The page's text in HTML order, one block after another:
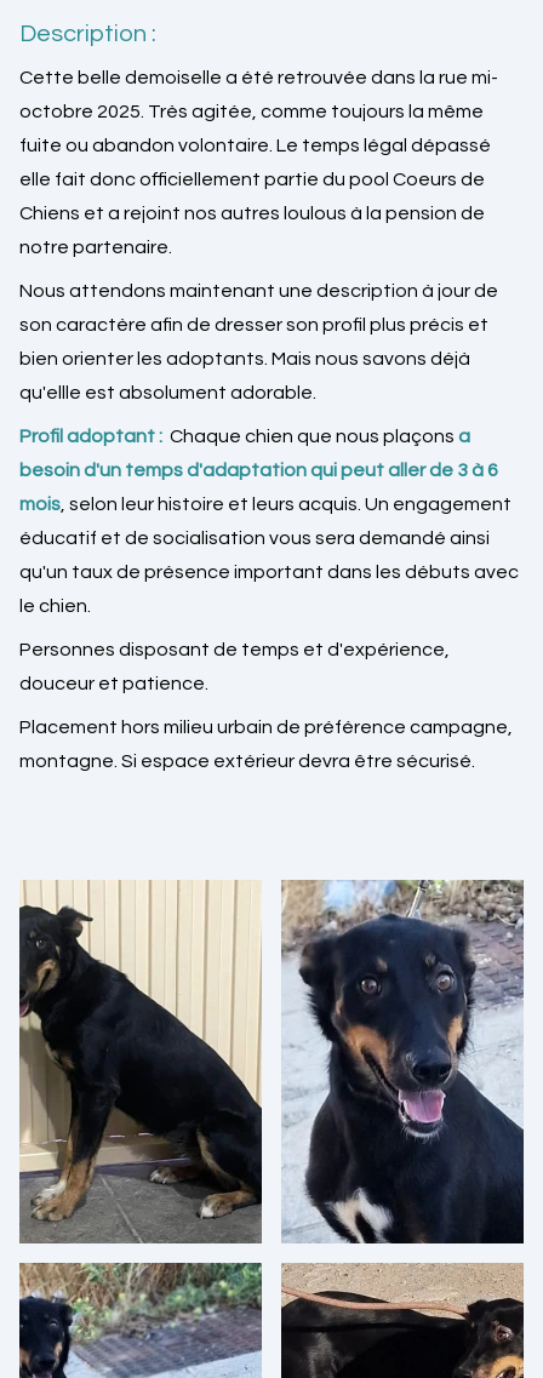
Description :
Cette belle demoiselle a été retrouvée dans la rue mi-
octobre 2025. Très agitée, comme toujours la même
fuite ou abandon volontaire. Le temps légal dépassé
elle fait donc officiellement partie du pool Coeurs de
Chiens et a rejoint nos autres loulous à la pension de
notre partenaire.
Nous attendons maintenant une description à jour de
son caractère afin de dresser son profil plus précis et
bien orienter les adoptants. Mais nous savons déjà
qu'ellle est absolument adorable.
Profil adoptant : Chaque chien que nous plaçons a
besoin d'un temps d'adaptation qui peut aller de 3 à 6
mois , selon leur histoire et leurs acquis. Un engagement
éducatif et de socialisation vous sera demandé ainsi
qu'un taux de présence important dans les débuts avec
le chien.
Personnes disposant de temps et d'expérience,
douceur et patience.
Placement hors milieu urbain de préférence campagne,
montagne. Si espace extérieur devra être sécurisé.